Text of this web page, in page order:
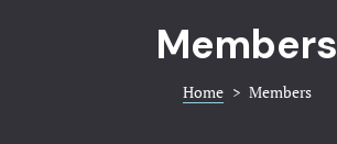
Members
Home > Members